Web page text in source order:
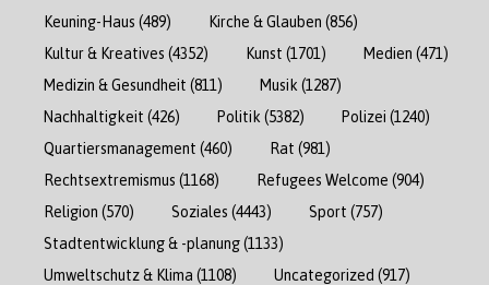
Keuning-Haus (489) Kirche & Glauben (856)
Kultur & Kreatives (4352) Kunst (1701) Medien (471)
Medizin & Gesundheit (811) Musik (1287)
Nachhaltigkeit (426) Politik (5382) Polizei (1240)
Quartiersmanagement (460) Rat (981)
Rechtsextremismus (1168) Refugees Welcome (904)
Religion (570) Soziales (4443) Sport (757)
Stadtentwicklung & -planung(1133)
Umweltschutz & Klima (1108) Uncategorized (917)